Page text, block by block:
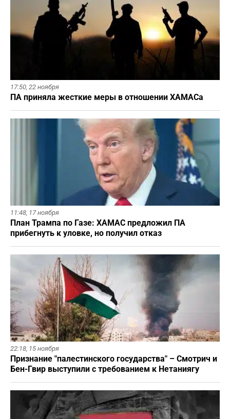
17:50, 22 ноября
ПА приняла жесткие меры в отношении ХАМАСа
11:48, 17 ноября
План Трампа по Газе: ХАМАС предложил ПА
прибегнуть к уловке, но получил отказ
22:18, 15 ноября
Признание "палестинского государства" – Смотрич и
Бен-Гвир выступили с требованием к Нетаниягу